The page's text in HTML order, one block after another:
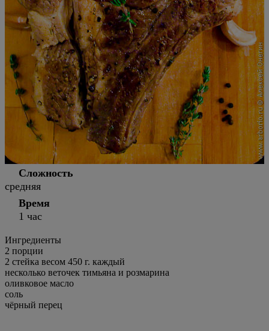
Сложность
средняя
Время
1 час
Ингредиенты
2 порции
2 стейка весом 450 г. каждый
несколько веточек тимьяна и розмарина
оливковое масло
соль
чёрный перец